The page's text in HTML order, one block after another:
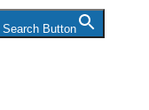
Search Button